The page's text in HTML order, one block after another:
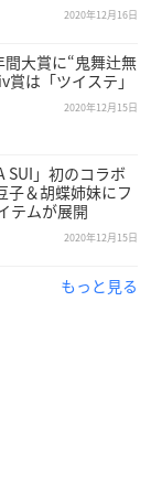
2020年12月16日
間大賞に“鬼舞辻無
は「ツイステ」
2020年12月15日
SUI」初のコラボ
子＆胡蝶姉妹にフ
テムが展開
2020年12月15日
もっと見る